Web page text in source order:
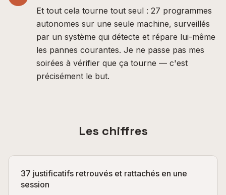
Et tout cela tourne tout seul : 27 programmes
autonomes sur une seule machine, surveillés
par un système qui détecte et répare lui-même
les pannes courantes. Je ne passe pas mes
soirées à vérifier que ça tourne — c'est
précisément le but.
Les chiffres
37 justificatifs retrouvés et rattachés en une
session